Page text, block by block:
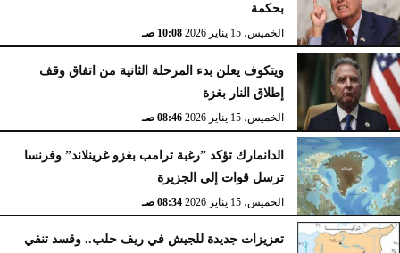
بحكمة
الخميس، 15 يناير 2026 10:08 صـ
ويتكوف يعلن بدء المرحلة الثانية من اتفاق وقف
إطلاق النار بغزة
الخميس، 15 يناير 2026 08:46 صـ
الدانمارك تؤكد ”رغبة ترامب بغزو غرينلاند” وفرنسا
ترسل قوات إلى الجزيرة
الخميس، 15 يناير 2026 08:34 صـ
تعزيزات جديدة للجيش في ريف حلب.. وقسد تنفي